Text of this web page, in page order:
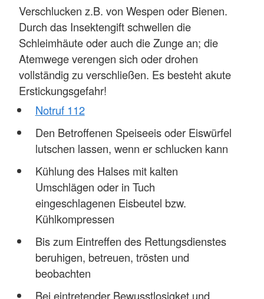
Verschlucken z.B. von Wespen oder Bienen.
Durch das Insektengift schwellen die
Schleimhäute oder auch die Zunge an; die
Atemwege verengen sich oder drohen
vollständig zu verschließen. Es besteht akute
Erstickungsgefahr!
Notruf 112
Den Betroffenen Speiseeis oder Eiswürfel
lutschen lassen, wenn er schlucken kann
Kühlung des Halses mit kalten
Umschlägen oder in Tuch
eingeschlagenen Eisbeutel bzw.
Kühlkompressen
Bis zum Eintreffen des Rettungsdienstes
beruhigen, betreuen, trösten und
beobachten
Bei eintretender Bewusstlosigket und